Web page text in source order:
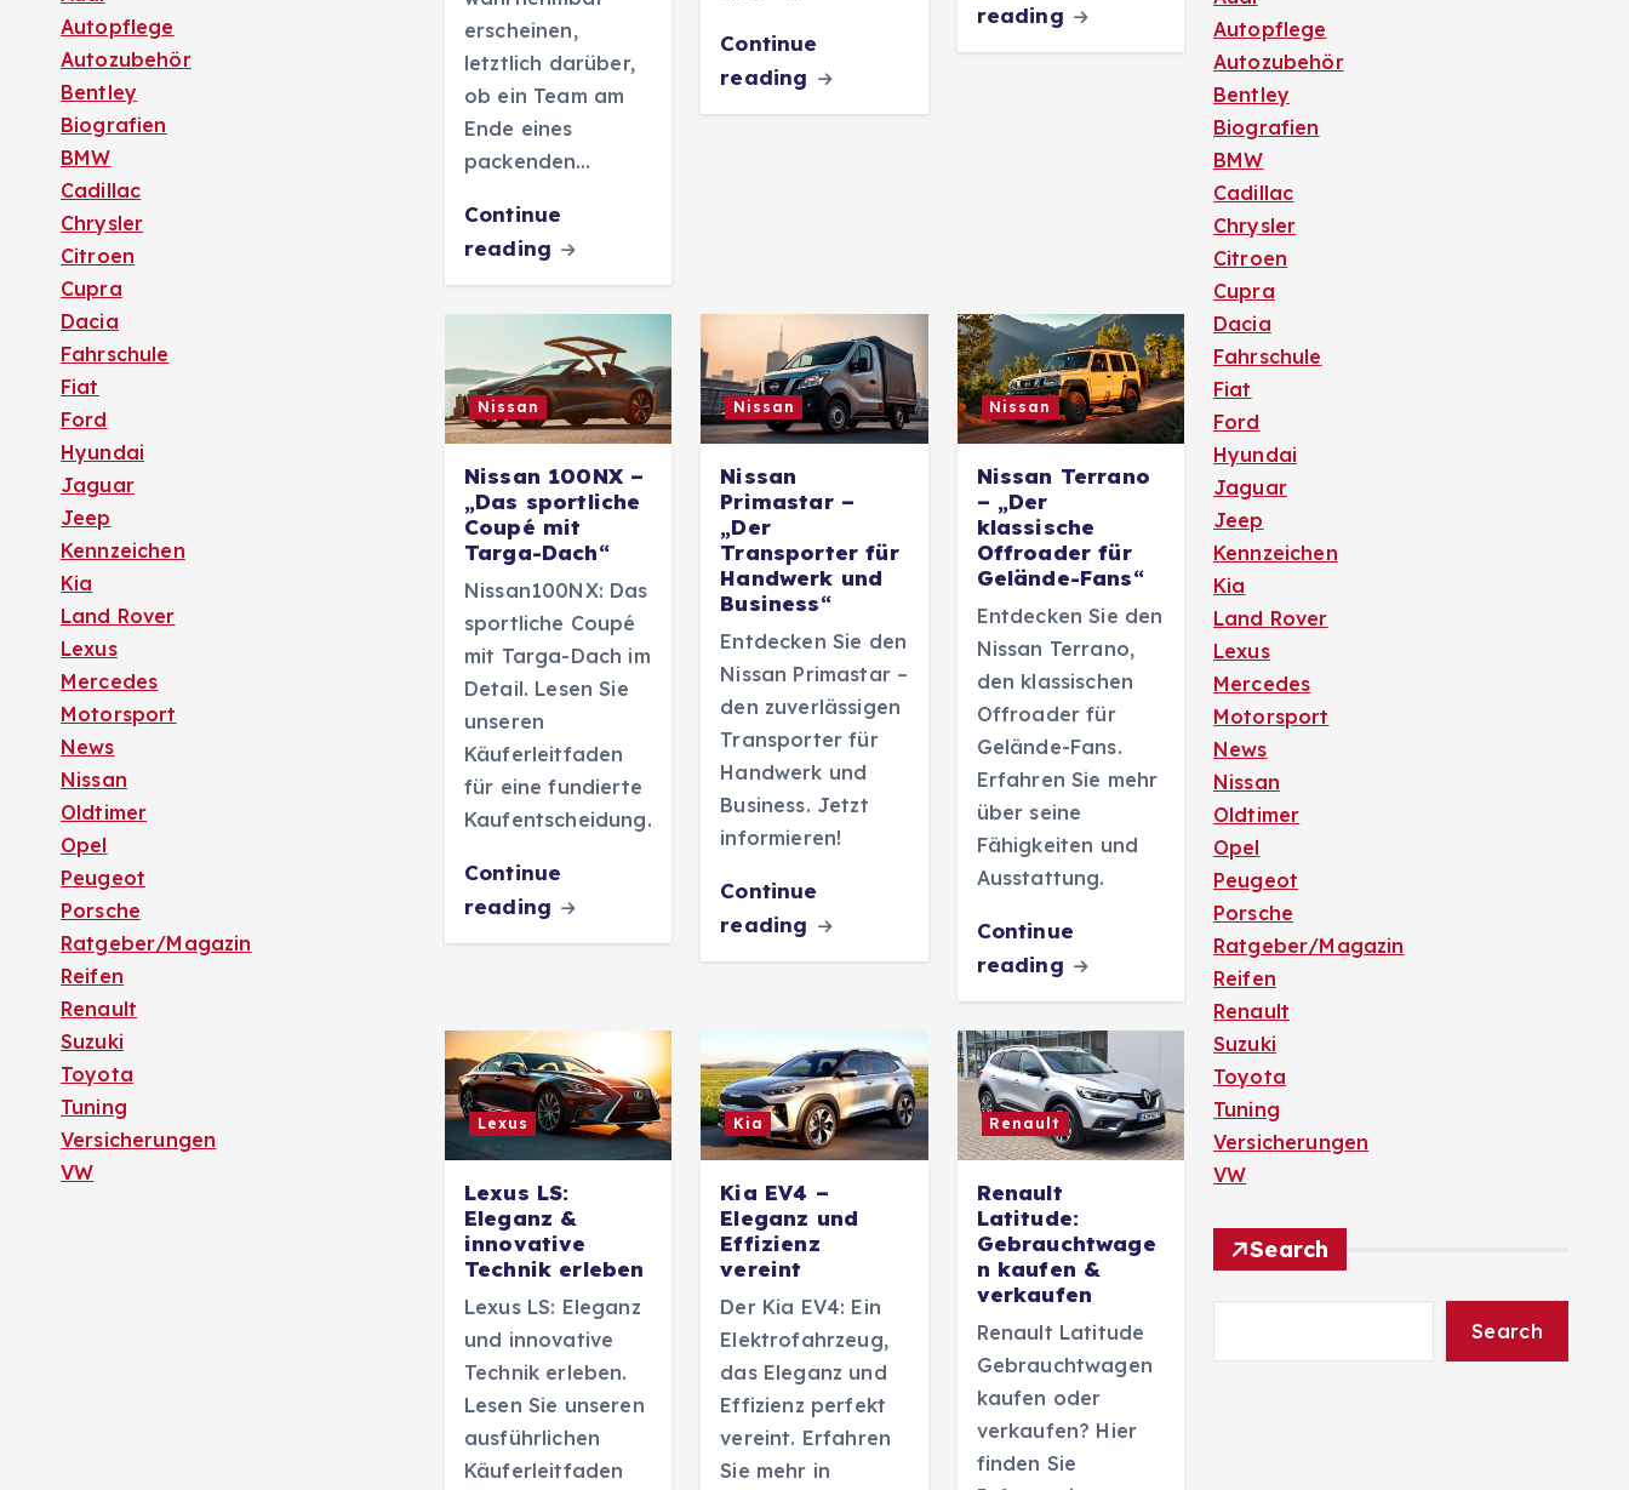
Autopflege
Autozubehör
Bentley
Biografien
BMW
Cadillac
Chrysler
Citroen
Cupra
Dacia
Fahrschule
Fiat
Ford
Hyundai
Jaguar
Jeep
Kennzeichen
Kia
Land Rover
Lexus
Mercedes
Motorsport
News
Nissan
Oldtimer
Opel
Peugeot
Porsche
Ratgeber/Magazin
Reifen
Renault
Suzuki
Toyota
Tuning
Versicherungen
VW
erscheinen,
letztlich darüber,
ob ein Team am
Ende eines
packenden…
Continue
reading
Continue
reading
reading
Nissan
Nissan 100NX –
„Das sportliche
Coupé mit
Targa-Dach“
Nissan100NX: Das
sportliche Coupé
mit Targa-Dach im
Detail. Lesen Sie
unseren
Käuferleitfaden
für eine fundierte
Kaufentscheidung.
Continue
reading
Nissan
Nissan
Primastar –
„Der
Transporter für
Handwerk und
Business“
Entdecken Sie den
Nissan Primastar –
den zuverlässigen
Transporter für
Handwerk und
Business. Jetzt
informieren!
Continue
reading
Nissan
Nissan Terrano
– „Der
klassische
Offroader für
Gelände-Fans“
Entdecken Sie den
Nissan Terrano,
den klassischen
Offroader für
Gelände-Fans.
Erfahren Sie mehr
über seine
Fähigkeiten und
Ausstattung.
Continue
reading
Lexus
Lexus LS:
Eleganz &
innovative
Technik erleben
Lexus LS: Eleganz
und innovative
Technik erleben.
Lesen Sie unseren
ausführlichen
Käuferleitfaden
Kia
Kia EV4 –
Eleganz und
Effizienz
vereint
Der Kia EV4: Ein
Elektrofahrzeug,
das Eleganz und
Effizienz perfekt
vereint. Erfahren
Sie mehr in
Renault
Renault
Latitude:
Gebrauchtwage
n kaufen &
verkaufen
Renault Latitude
Gebrauchtwagen
kaufen oder
verkaufen? Hier
finden Sie
Autopflege
Autozubehör
Bentley
Biografien
BMW
Cadillac
Chrysler
Citroen
Cupra
Dacia
Fahrschule
Fiat
Ford
Hyundai
Jaguar
Jeep
Kennzeichen
Kia
Land Rover
Lexus
Mercedes
Motorsport
News
Nissan
Oldtimer
Opel
Peugeot
Porsche
Ratgeber/Magazin
Reifen
Renault
Suzuki
Toyota
Tuning
Versicherungen
VW
Search
Search